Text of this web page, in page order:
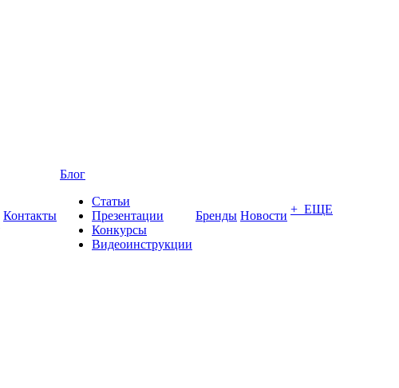
Контакты
Блог
Статьи
Презентации
Конкурсы
Видеоинструкции
Бренды Новости + ЕЩЕ